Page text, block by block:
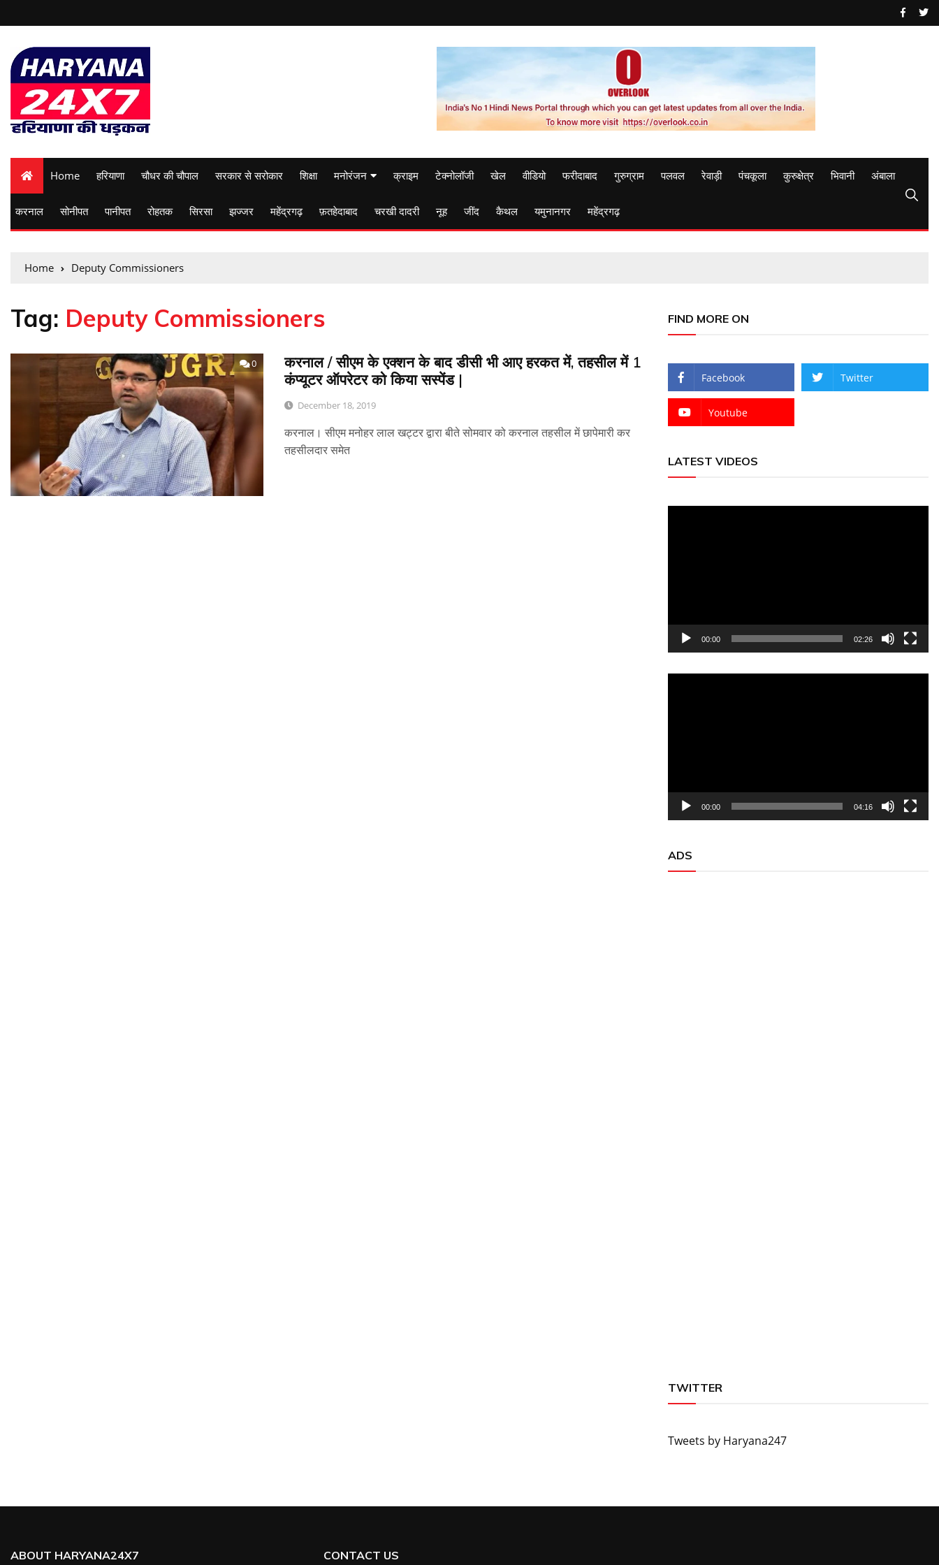
Home हरियाणा चौधर की चौपाल सरकार से सरोकार शिक्षा मनोरंजन क्राइम टेक्नोलॉजी खेल वीडियो फरीदाबाद गुरुग्राम पलवल रेवाड़ी पंचकूला कुरुक्षेत्र भिवानी अंबाला
करनाल सोनीपत पानीपत रोहतक सिरसा झज्जर महेंद्रगढ़ फ़तहेदाबाद चरखी दादरी नूह जींद कैथल यमुनानगर महेंद्रगढ़
Home Deputy Commissioners
Tag: Deputy Commissioners
0
करनाल / सीएम के एक्शन के बाद डीसी भी आए हरकत में, तहसील में 1
कंप्यूटर ऑपरेटर को किया सस्पेंड |
December 18, 2019
करनाल। सीएम मनोहर लाल खट्टर द्वारा बीते सोमवार को करनाल तहसील में छापेमारी कर
तहसीलदार समेत
FIND MORE ON
Facebook Twitter
Youtube
LATEST VIDEOS
00:00 02:26
00:00 04:16
ADS
TWITTER
Tweets by Haryana247
ABOUT HARYANA24X7 CONTACT US